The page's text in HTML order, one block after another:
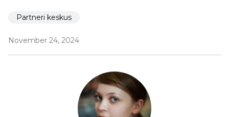
Partneri keskus
November 24, 2024